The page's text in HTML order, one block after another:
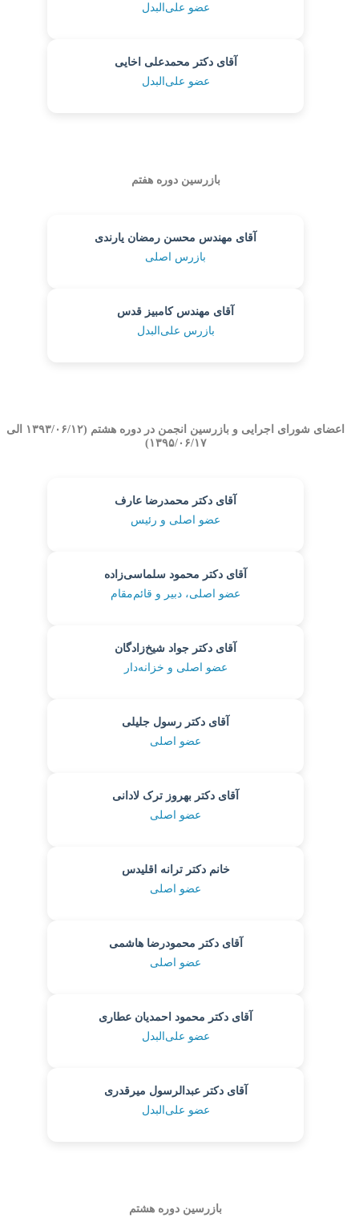
عضو علی‌البدل
آقای دکتر محمدعلی اخایی
عضو علی‌البدل
بازرسین دوره هفتم
آقای مهندس محسن رمضان یارندی
بازرس اصلی
آقای مهندس کامبیز قدس
بازرس علی‌البدل
اعضای شورای اجرایی و بازرسین انجمن در دوره هشتم (۱۳۹۳/۰۶/۱۲ الی
۱۳۹۵/۰۶/۱۷)
آقای دکتر محمدرضا عارف
عضو اصلی و رئیس
آقای دکتر محمود سلماسی‌زاده
عضو اصلی، دبیر و قائم‌مقام
آقای دکتر جواد شیخ‌زادگان
عضو اصلی و خزانه‌دار
آقای دکتر رسول جلیلی
عضو اصلی
آقای دکتر بهروز ترک لادانی
عضو اصلی
خانم دکتر ترانه اقلیدس
عضو اصلی
آقای دکتر محمودرضا هاشمی
عضو اصلی
آقای دکتر محمود احمدیان عطاری
عضو علی‌البدل
آقای دکتر عبدالرسول میرقدری
عضو علی‌البدل
بازرسین دوره هشتم